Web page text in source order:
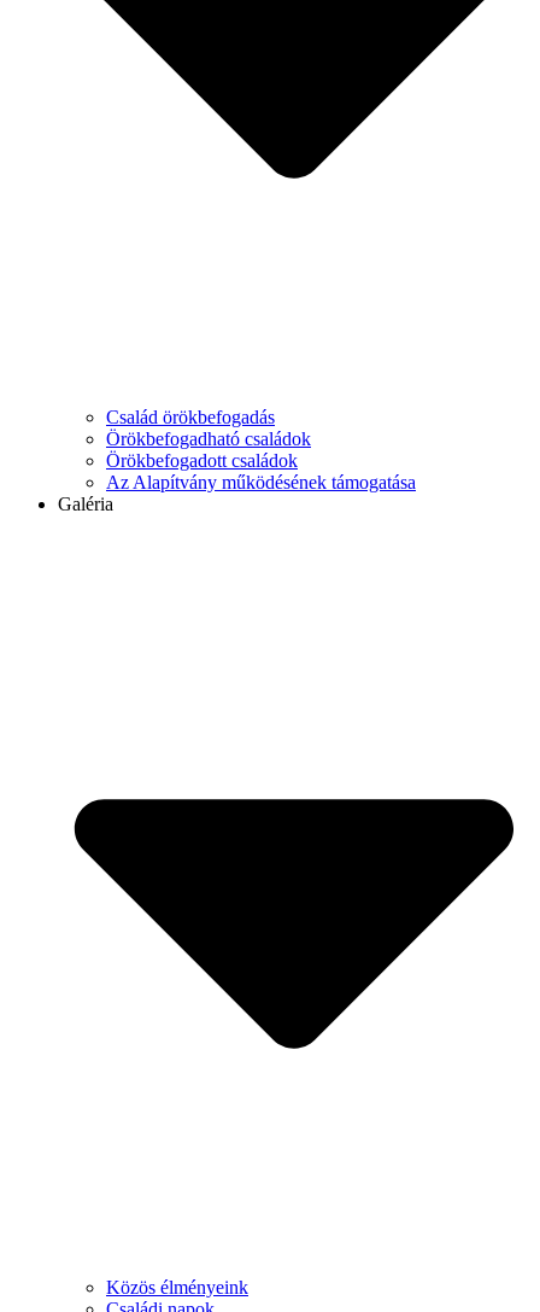
Család örökbefogadás
Örökbefogadható családok
Örökbefogadott családok
Az Alapítvány működésének támogatása
Galéria
Közös élményeink